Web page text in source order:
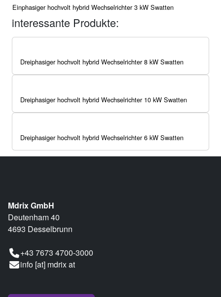
Einphasiger hochvolt hybrid Wechselrichter 3 kW Swatten
interessante Produkte:
Dreiphasiger hochvolt hybrid Wechselrichter 8 kW Swatten
Dreiphasiger hochvolt hybrid Wechselrichter 10 kW Swatten
Dreiphasiger hochvolt hybrid Wechselrichter 6 kW Swatten
Mdrix GmbH
Deutenham 40
4693 Desselbrunn
+43 7673 4700-3000
info [at] mdrix at